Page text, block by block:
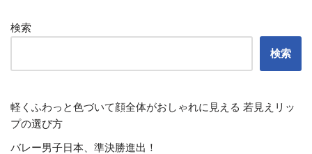
検索
検索
軽くふわっと色づいて顔全体がおしゃれに見える 若見えリッ
プの選び方
バレー男子日本、準決勝進出！